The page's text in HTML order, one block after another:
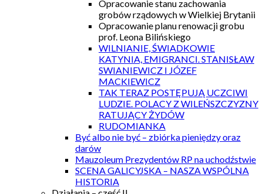
Opracowanie stanu zachowania
grobów rządowych w Wielkiej Brytanii
Opracowanie planu renowacji grobu
prof. Leona Bilińskiego
WILNIANIE, ŚWIADKOWIE
KATYNIA, EMIGRANCI. STANISŁAW
SWIANIEWICZ I JÓZEF
MACKIEWICZ
TAK TERAZ POSTĘPUJĄ UCZCIWI
LUDZIE. POLACY Z WILEŃSZCZYZNY
RATUJĄCY ŻYDÓW
RUDOMIANKA
Być albo nie być – zbiórka pieniędzy oraz
darów
Mauzoleum Prezydentów RP na uchodźstwie
SCENA GALICYJSKA – NASZA WSPÓLNA
HISTORIA